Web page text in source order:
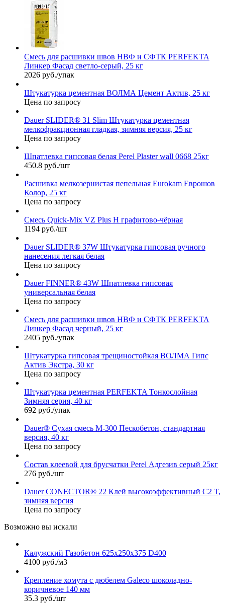
Смесь для расшивки швов НВФ и СФТК PERFEKTA
Линкер Фасад светло-серый, 25 кг
2026 руб./упак
Штукатурка цементная ВОЛМА Цемент Актив, 25 кг
Цена по запросу
Dauer SLIDER® 31 Slim Штукатурка цементная
мелкофракционная гладкая, зимняя версия, 25 кг
Цена по запросу
Шпатлевка гипсовая белая Perel Plaster wall 0668 25кг
450.8 руб./шт
Расшивка мелкозернистая пепельная Eurokam Еврошов
Колор, 25 кг
Цена по запросу
Смесь Quick-Mix VZ Plus H графитово-чёрная
1194 руб./шт
Dauer SLIDER® 37W Штукатурка гипсовая ручного
нанесения легкая белая
Цена по запросу
Dauer FINNER® 43W Шпатлевка гипсовая
универсальная белая
Цена по запросу
Смесь для расшивки швов НВФ и СФТК PERFEKTA
Линкер Фасад черный, 25 кг
2405 руб./упак
Штукатурка гипсовая трещиностойкая ВОЛМА Гипс
Актив Экстра, 30 кг
Цена по запросу
Штукатурка цементная PERFEKTA Тонкослойная
Зимняя серия, 40 кг
692 руб./упак
Dauer® Сухая смесь М-300 Пескобетон, стандартная
версия, 40 кг
Цена по запросу
Состав клеевой для брусчатки Perel Адгезив серый 25кг
276 руб./шт
Dauer CONECTOR® 22 Клей высокоэффективный С2 T,
зимняя версия
Цена по запросу
Возможно вы искали
Калужский Газобетон 625х250х375 D400
4100 руб./м3
Крепление хомута с дюбелем Galeco шоколадно-
коричневое 140 мм
35.3 руб./шт